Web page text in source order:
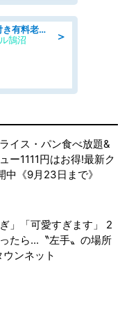
＞
介護職員/残業ほぼなし/介護付き有料老人ホームの介護士/夜勤専従
鵠沼
イス・パン食べ放題&
ー1111円はお得!最新ク
中《9月23日まで》
」「可愛すぎます」 2
たら...〝左手〟の場所
ンネット